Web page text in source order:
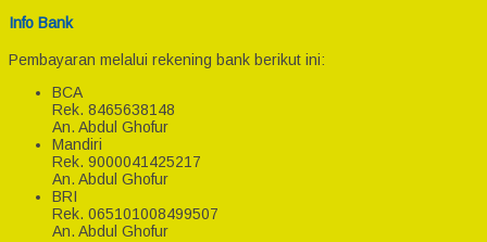
Info Bank
Pembayaran melalui rekening bank berikut ini:
BCA
Rek. 8465638148
An. Abdul Ghofur
Mandiri
Rek. 9000041425217
An. Abdul Ghofur
BRI
Rek. 065101008499507
An. Abdul Ghofur